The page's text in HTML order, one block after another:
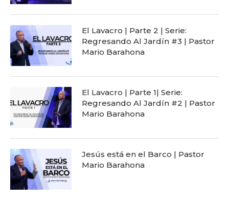
El Lavacro | Parte 2 | Serie:
Regresando Al Jardín #3 | Pastor
Mario Barahona
El Lavacro | Parte 1| Serie:
Regresando Al Jardín #2 | Pastor
Mario Barahona
Jesús está en el Barco | Pastor
Mario Barahona